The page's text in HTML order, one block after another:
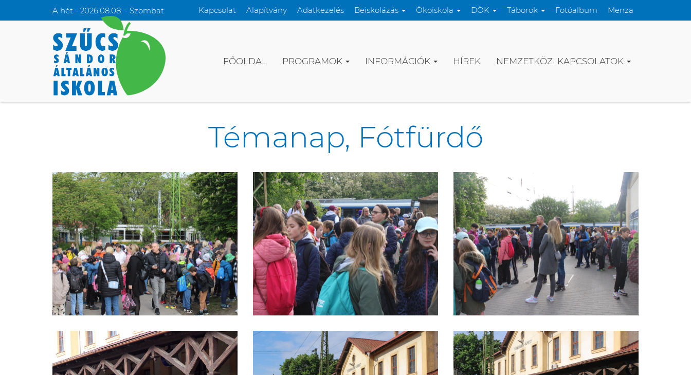
A hét - 2026.08.08. - Szombat Kapcsolat Alapítvány Adatkezelés Beiskolázás Ökoiskola DÖK Táborok Fotóalbum Menza
FŐOLDAL PROGRAMOK INFORMÁCIÓK HÍREK NEMZETKÖZI KAPCSOLATOK
Témanap, Fótfürdő